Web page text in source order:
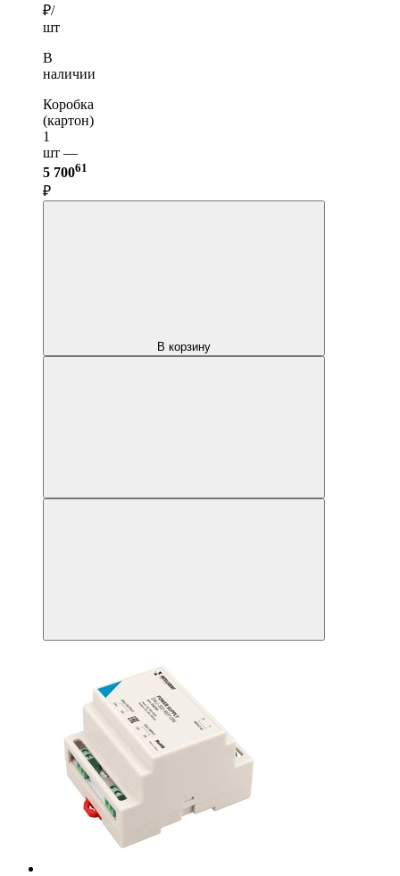
₽/
шт
В
наличии
Коробка
(картон)
1
шт —
5 70061
₽
В корзину